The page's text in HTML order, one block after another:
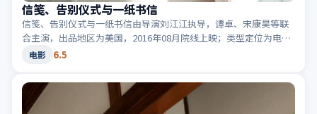
信笺、告别仪式与一纸书信
信笺、告别仪式与一纸书信由导演刘江江执导，谭卓、宋康昊等联
合主演，出品地区为美国，2016年08月院线上映；类型定位为电影
·动漫，画面色彩鲜明。适合检索「美国动漫」「2016高分电影」
电影 6.5